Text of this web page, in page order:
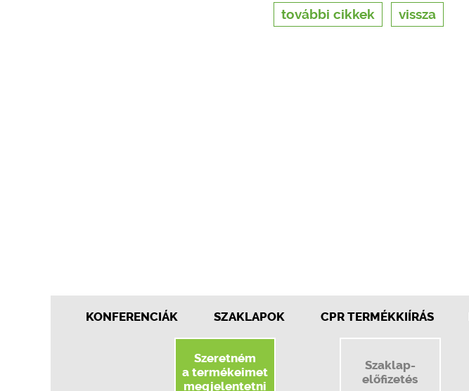
további cikkek vissza
KONFERENCIÁK SZAKLAPOK CPR TERMÉKKIÍRÁS
Szeretném
a termékeimet
megjelentetni
Szaklap-
előfizetés